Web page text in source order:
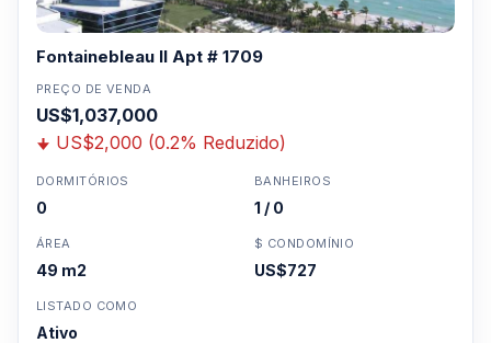
Fontainebleau II Apt # 1709
PREÇO DE VENDA
US$1,037,000
US$2,000 (0.2% Reduzido)
DORMITÓRIOS
0
BANHEIROS
1 / 0
ÁREA
49 m2
$ CONDOMÍNIO
US$727
LISTADO COMO
Ativo